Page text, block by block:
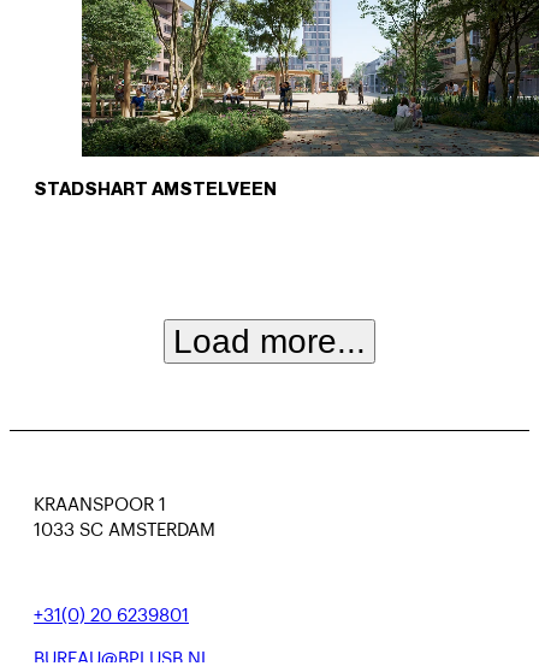
STADSHART AMSTELVEEN
Load more...
KRAANSPOOR 1
1033 SC AMSTERDAM
+31(0) 20 6239801
BUREAU@BPLUSB.NL